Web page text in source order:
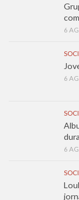
6
6
6